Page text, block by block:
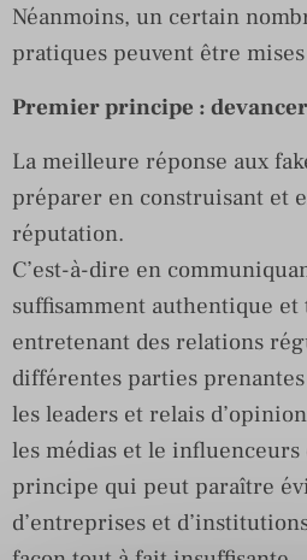
Néanmoins, un certain
pratiques peuvent être
Premier principe : devancer
La meilleure réponse aux
préparer en construisant et
réputation.
C’est-à-dire en
suffisamment authentique
entretenant des relations
différentes parties
les leaders et relais
les médias et le influenceurs
principe qui peut paraître
d’entreprises et